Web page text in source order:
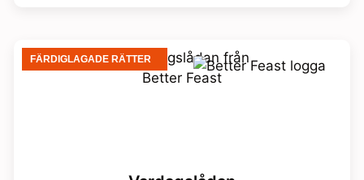
FÄRDIGLAGADE RÄTTER